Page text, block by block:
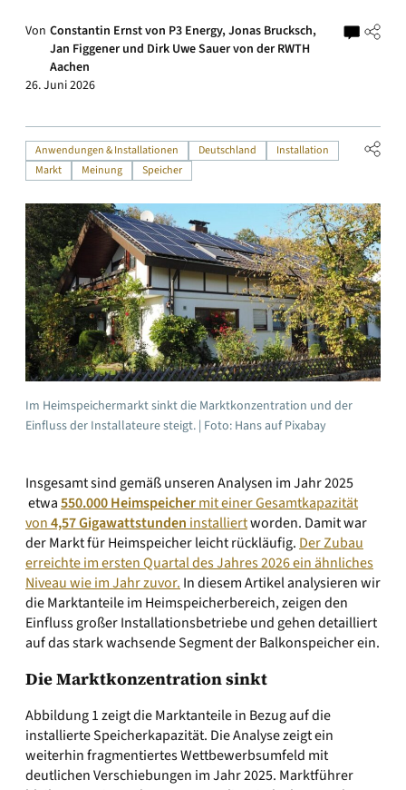
Von Constantin Ernst von P3 Energy, Jonas Brucksch,
Jan Figgener und Dirk Uwe Sauer von der RWTH
Aachen
26. Juni 2026
Anwendungen & Installationen Deutschland
Installation
Markt
Meinung Speicher
Im Heimspeichermarkt sinkt die Marktkonzentration und der
Einfluss der Installateure steigt. | Foto: Hans auf Pixabay
Insgesamt sind gemäß unseren Analysen im Jahr 2025
etwa550.000 Heimspeichermit einer Gesamtkapazität
von4,57 Gigawattstunden installiertworden. Damit war
der Markt für Heimspeicher leicht rückläufig. Der Zubau
erreichte im ersten Quartal des Jahres 2026 ein ähnliches
Niveau wie im Jahr zuvor. In diesem Artikel analysieren wir
die Marktanteile im Heimspeicherbereich, zeigen den
Einfluss großer Installationsbetriebe und gehen detailliert
auf das stark wachsende Segment der Balkonspeicher ein.
Die Marktkonzentration sinkt
Abbildung 1 zeigt die Marktanteile in Bezug auf die
installierte Speicherkapazität. Die Analyse zeigt ein
weiterhin fragmentiertes Wettbewerbsumfeld mit
deutlichen Verschiebungen im Jahr 2025. Marktführer